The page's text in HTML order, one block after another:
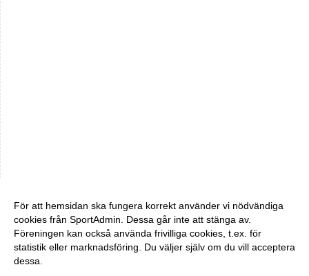
För att hemsidan ska fungera korrekt använder vi nödvändiga
cookies från SportAdmin. Dessa går inte att stänga av.
Föreningen kan också använda frivilliga cookies, t.ex. för
statistik eller marknadsföring. Du väljer själv om du vill acceptera
dessa.